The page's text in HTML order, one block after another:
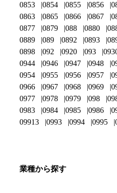
0853
0854 0855 0856
0863
0865 0866 0867
0877
0879 088 0880
0889
089 0892 0893
0898
092 0920 093
0944
0946 0947 0948
0954
0955 0956 0957
0966
0967 0968 0969
0977
0978 0979 098
0983
0984 0985 0986
09913
0993 0994 0995
業種から探す